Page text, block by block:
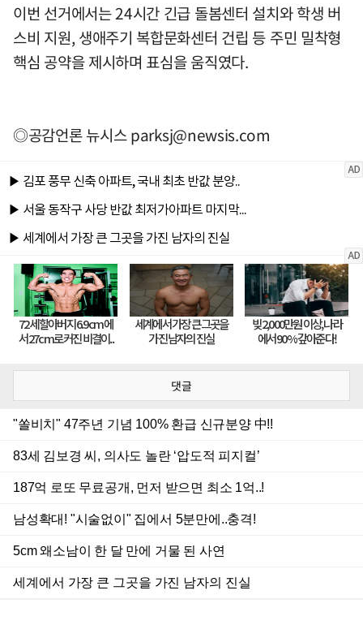
이번 선거에서는 24시간 긴급 돌봄센터 설치와 학생 버
스비 지원, 생애주기 복합문화센터 건립 등 주민 밀착형
핵심 공약을 제시하며 표심을 움직였다.
◎공감언론 뉴시스parksj@newsis.com
댓글